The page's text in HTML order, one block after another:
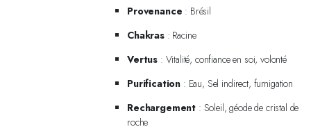
Provenance : Brésil
Chakras: Racine
Vertus : Vitalité, confiance en soi, volonté
Purification : Eau, Sel indirect, fumigation
Rechargement : Soleil, géode de cristal de
roche